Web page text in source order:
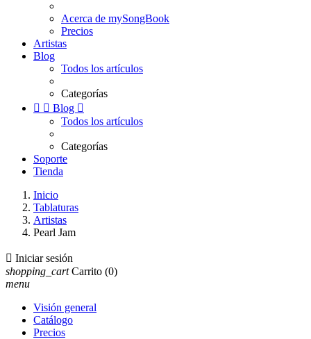
Acerca de mySongBook
Precios
Artistas
Blog
Todos los artículos
Categorías
  Blog 
Todos los artículos
Categorías
Soporte
Tienda
Inicio
Tablaturas
Artistas
Pearl Jam
 Iniciar sesión
shopping_cart Carrito (0)
menu
Visión general
Catálogo
Precios